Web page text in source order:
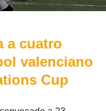
a cuatro
valenciano
Cup